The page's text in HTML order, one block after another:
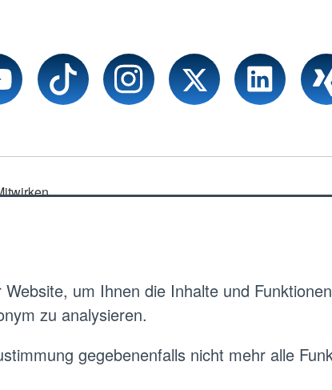
um Ihnen die Inhalte und
zu analysieren.
gegebenenfalls nicht mehr alle